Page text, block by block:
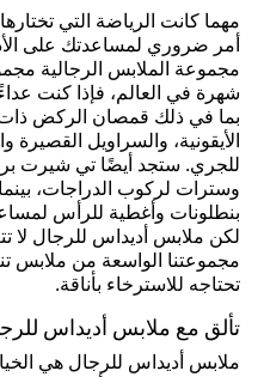
مهما كانت الرياضة التي
أمر ضروري لمساعدتك على
مجموعة الملابس الرجالية
شهرة في العالم، فإذا كنت
الأيقونية، والسراويل
للجري. ستجد أيضًا تي شيرت
وسترات لركوب الدراجات،
بنطلونات وأغطية للرأس
لكن ملابس أديداس للرجال لا
مجموعتنا الواسعة من ملابس
تحتاجه للاسترخاء بأناقة.
تألق مع ملابس أديداس
ملابس أديداس للرجال هي